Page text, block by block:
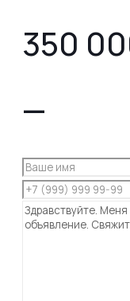
350
—